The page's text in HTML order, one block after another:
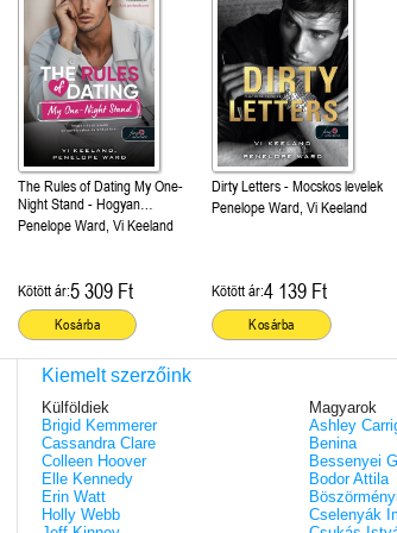
The Rules of Dating My One-
Night Stand - Hogyan
randizzunk az egyéjszakás
kalandunkkal?(Hogyan
Penelope Ward, Vi Keeland
Kötött ár:5 309 Ft
Kosárba
Dirty Letters - Mocskos levelek
Penelope Ward, Vi Keeland
Kötött ár:4 139 Ft
Kosárba
Kiemelt szerzőink
Külföldiek
Brigid Kemmerer
Cassandra Clare
Colleen Hoover
Elle Kennedy
Erin Watt
Holly Webb
Magyarok
Ashley
Benina
Bessenyei
Bodor Attila
Cselenyák